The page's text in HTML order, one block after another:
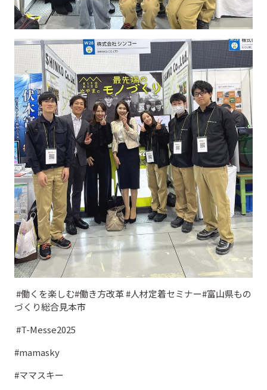
#働くを楽しむ#働き方改革 #人材定着セミナー#富山県もの
づくり総合見本市
#T-Messe2025
#mamasky
#ママスキー